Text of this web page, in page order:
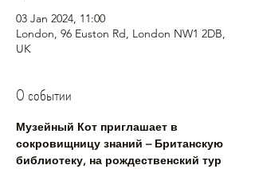
03 Jan 2024, 11:00
London, 96 Euston Rd, London NW1 2DB,
UK
О событии
Музейный Кот приглашает в
сокровищницу знаний – Британскую
библиотеку, на рождественский тур